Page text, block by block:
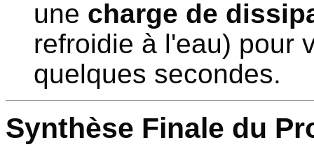
une charge de
refroidie à l'eau) pour
quelques secondes.
Synthèse Finale du